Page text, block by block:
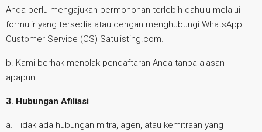
Anda perlu mengajukan permohonan terlebih dahulu melalui
formulir yang tersedia atau dengan menghubungi WhatsApp
Customer Service (CS) Satulisting.com.
b. Kami berhak menolak pendaftaran Anda tanpa alasan
apapun.
3. Hubungan Afiliasi
a. Tidak ada hubungan mitra, agen, atau kemitraan yang